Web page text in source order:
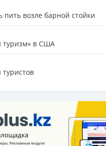
пить возле барной стойки
туризм» в США